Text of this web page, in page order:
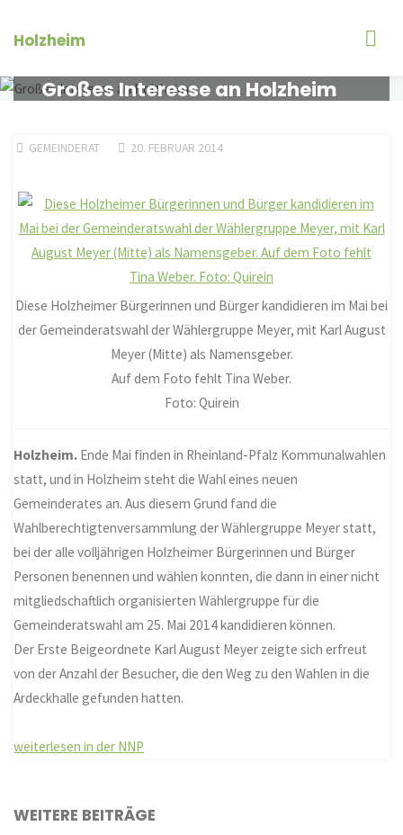
InhaltHolzheim
Großes Interesse an Holzheim
GEMEINDERAT 20. FEBRUAR 2014
Diese Holzheimer Bürgerinnen und Bürger kandidieren im Mai bei
der Gemeinderatswahl der Wählergruppe Meyer, mit Karl August
Meyer (Mitte) als Namensgeber.
Auf dem Foto fehlt Tina Weber.
Foto: Quirein
Holzheim. Ende Mai finden in Rheinland-Pfalz Kommunalwahlen
statt, und in Holzheim steht die Wahl eines neuen
Gemeinderates an. Aus diesem Grund fand die
Wahlberechtigtenversammlung der Wählergruppe Meyer statt,
bei der alle volljährigen Holzheimer Bürgerinnen und Bürger
Personen benennen und wählen konnten, die dann in einer nicht
mitgliedschaftlich organisierten Wählergruppe für die
Gemeinderatswahl am 25. Mai 2014 kandidieren können.
Der Erste Beigeordnete Karl August Meyer zeigte sich erfreut
von der Anzahl der Besucher, die den Weg zu den Wahlen in die
Ardeckhalle gefunden hatten.
weiterlesen in der NNP
WEITERE BEITRÄGE